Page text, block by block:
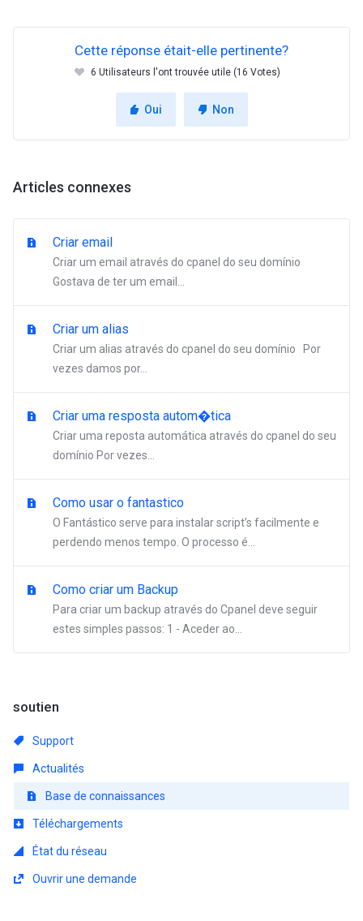
Cette réponse était-elle pertinente?
6 Utilisateurs l'ont trouvée utile (16 Votes)
Oui Non
Articles connexes
Criar email
Criar um email através do cpanel do seu domínio
Gostava de ter um email...
Criar um alias
Criar um alias através do cpanel do seu domínio Por
vezes damos por...
Criar uma resposta autom�tica
Criar uma reposta automática através do cpanel do seu
domínio Por vezes...
Como usar o fantastico
O Fantástico serve para instalar script’s facilmente e
perdendo menos tempo. O processo é...
Como criar um Backup
Para criar um backup através do Cpanel deve seguir
estes simples passos: 1 - Aceder ao...
soutien
Support
Actualités
Base de connaissances
Téléchargements
État du réseau
Ouvrir une demande